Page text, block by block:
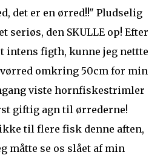
det er en ørred!!" Pludselig
seriøs, den SKULLE op! Efter
intens figth, kunne jeg nettte
omkring 50cm for min
viste hornfiskestrimler
giftig agn til ørrederne!
til flere fisk denne aften,
måtte se os slået af min